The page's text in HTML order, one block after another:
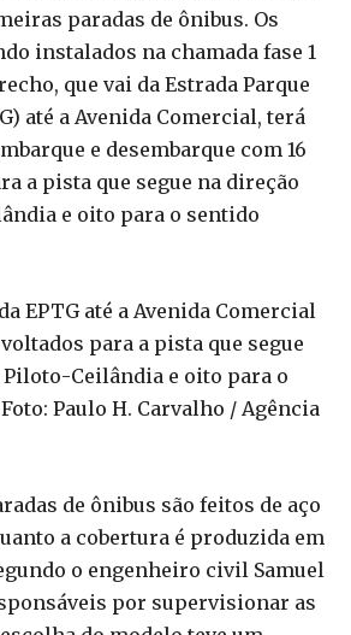
paradas de ônibus. Os
instalados na chamada fase 1
que vai da Estrada Parque
até a Avenida Comercial, terá
e desembarque com 16
a pista que segue na direção
e oito para o sentido
EPTG até a Avenida Comercial
para a pista que segue
Ceilândia e oito para o
Paulo H. Carvalho / Agência
de ônibus são feitos de aço
a cobertura é produzida em
o engenheiro civil Samuel
por supervisionar as